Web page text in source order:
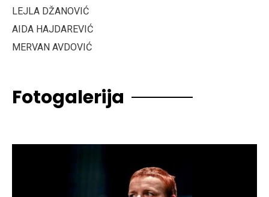
LEJLA DŽANOVIĆ
AIDA HAJDAREVIĆ
MERVAN AVDOVIĆ
Fotogalerija